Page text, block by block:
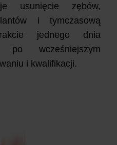
usunięcie zębów,
i tymczasową
jednego dnia
po wcześniejszym
i kwalifikacji.